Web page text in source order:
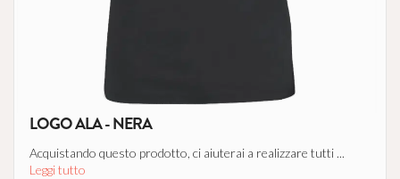
LOGO ALA - NERA
Acquistando questo prodotto, ci aiuterai a realizzare tutti ...
Leggi tutto